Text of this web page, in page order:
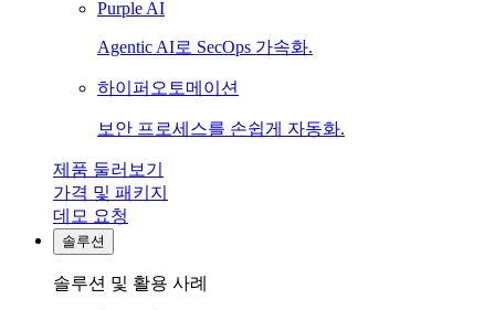
Purple AI
Agentic AI로 SecOps 가속화.
하이퍼오토메이션
보안 프로세스를 손쉽게 자동화.
제품 둘러보기
가격 및 패키지
데모 요청
솔루션
솔루션 및 활용 사례